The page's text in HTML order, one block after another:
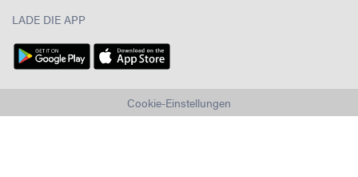
LADE DIE APP
Cookie-Einstellungen